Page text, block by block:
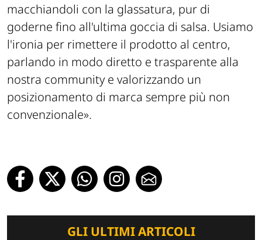
macchiandoli con la glassatura, pur di
goderne fino all'ultima goccia di salsa. Usiamo
l'ironia per rimettere il prodotto al centro,
parlando in modo diretto e trasparente alla
nostra community e valorizzando un
posizionamento di marca sempre più non
convenzionale».
GLI ULTIMI ARTICOLI